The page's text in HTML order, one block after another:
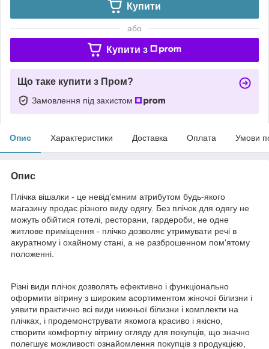
Купити
або
Купити з
Що таке купити з Пром?
Замовлення під захистом
Опис Характеристики Доставка Оплата Умови
Опис
Плічка вішалки - це невід'ємним атрибутом будь-якого
магазину продає різного виду одягу. Без плічок для одягу не
можуть обійтися готелі, ресторани, гардероби, не одне
житлове приміщення - плічко дозволяє утримувати речі в
акуратному і охайному стані, а не разброшенном пом'ятому
положенні.
Різні види плічок дозволять ефективно і функціонально
оформити вітрину з широким асортиментом жіночої білизни і
уявити практично всі види нижньої білизни і комплекти на
плічках, і продемонструвати якомога красиво і якісно, ​​
створити комфортну вітрину огляду для покупців, що значно
полегшує можливості ознайомлення покупців з продукцією,